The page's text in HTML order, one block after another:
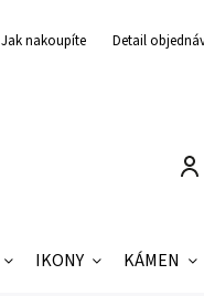
Jak nakoupíte Detail
IKONY KÁMEN